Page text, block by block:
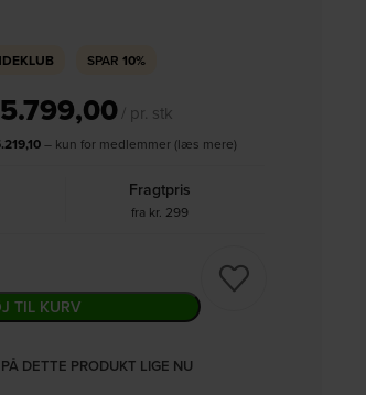
SPAR 10%
5.799,00/ pr. stk
– kun for medlemmer (læs mere)
Fragtpris
fra kr. 299
TIL KURV
DETTE PRODUKT LIGE NU